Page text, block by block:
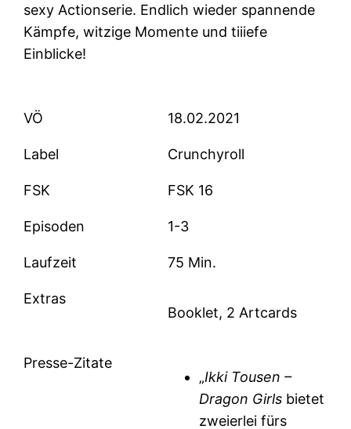
sexy Actionserie. Endlich wieder spannende
Kämpfe, witzige Momente und tiiiefe
Einblicke!
VÖ 18.02.2021
Label Crunchyroll
FSK FSK 16
Episoden 1-3
Laufzeit 75 Min.
Extras
Booklet, 2 Artcards
Presse-Zitate
„Ikki Tousen –
Dragon Girls bietet
zweierlei fürs